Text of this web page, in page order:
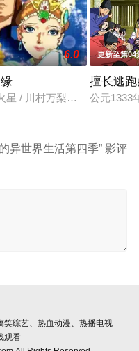
6.0
星 / 川村万梨阿,菊池正美,
更新至第04
擅长逃
公元1333
异世界生活第四季” 影评
笑综艺、热血动漫、热播电视
观看